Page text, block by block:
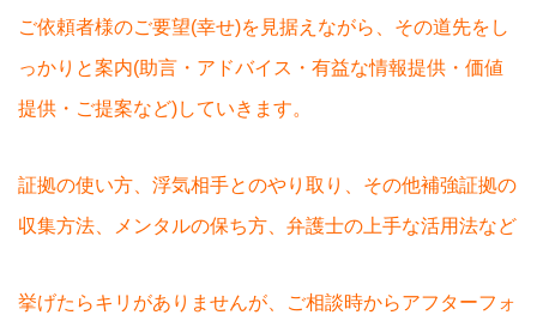
ご依頼者様のご要望(幸せ)を見据えながら、その道先をし
っかりと案内(助言・アドバイス・有益な情報提供・価値
提供・ご提案など)していきます。
証拠の使い方、浮気相手とのやり取り、その他補強証拠の
収集方法、メンタルの保ち方、弁護士の上手な活用法など
挙げたらキリがありませんが、ご相談時からアフターフォ